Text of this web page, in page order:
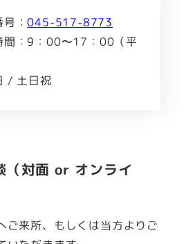
号：045-517-8773
間：9：00〜17：00（平
/ 土日祝
（対面 or オンライ
ご来所、もしくは当方よりご